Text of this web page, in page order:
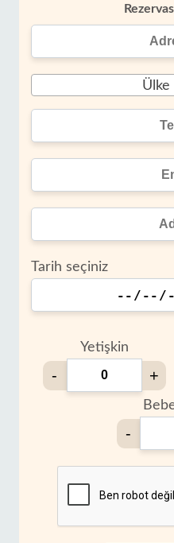
Ülke
Tarih seçiniz
Yetişkin
- +
-